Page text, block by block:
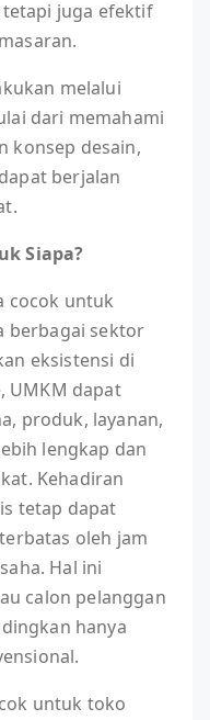
tetapi juga efektif
melalui
dari memahami
konsep desain,
berjalan
Siapa?
cocok untuk
berbagai sektor
eksistensi di
UMKM dapat
produk, layanan,
lengkap dan
Kehadiran
tetap dapat
oleh jam
Hal ini
calon pelanggan
hanya
untuk toko